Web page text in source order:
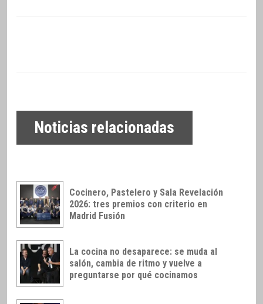
Noticias relacionadas
Cocinero, Pastelero y Sala Revelación
2026: tres premios con criterio en
Madrid Fusión
La cocina no desaparece: se muda al
salón, cambia de ritmo y vuelve a
preguntarse por qué cocinamos